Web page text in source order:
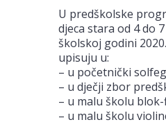
U predškolske
djeca stara od 4 do
školskoj godini
upisuju u:
– u početnički
– u dječji zbor
– u malu školu
– u malu školu